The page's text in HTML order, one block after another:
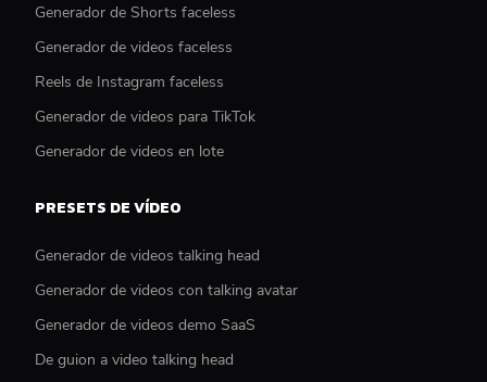
Generador de Shorts faceless
Generador de videos faceless
Reels de Instagram faceless
Generador de videos para TikTok
Generador de videos en lote
PRESETS DE VÍDEO
Generador de videos talking head
Generador de videos con talking avatar
Generador de videos demo SaaS
De guion a video talking head